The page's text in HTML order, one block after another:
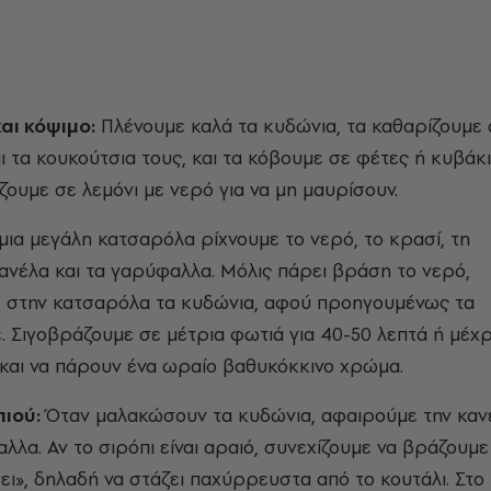
κόψιμο: Πλένουμε καλά τα κυδώνια, τα καθαρίζουμε
τα κουκούτσια τους, και τα κόβουμε σε φέτες ή
σε λεμόνι με νερό για να μη μαυρίσουν.
μεγάλη κατσαρόλα ρίχνουμε το νερό, το κρασί, τη
και τα γαρύφαλλα. Μόλις πάρει βράση το νερό,
κατσαρόλα τα κυδώνια, αφού προηγουμένως τα
Σιγοβράζουμε σε μέτρια φωτιά για 40-50 λεπτά ή
να πάρουν ένα ωραίο βαθυκόκκινο χρώμα.
Όταν μαλακώσουν τα κυδώνια, αφαιρούμε την
Αν το σιρόπι είναι αραιό, συνεχίζουμε να βράζουμε
δηλαδή να στάζει παχύρρευστα από το κουτάλι. Στο